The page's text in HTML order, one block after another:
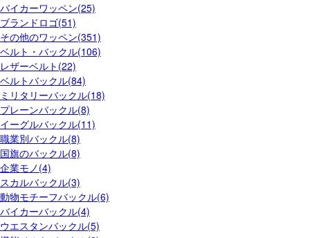
バイカーワッペン(25)
ブランドロゴ(51)
その他のワッペン(351)
ベルト・バックル(106)
レザーベルト(22)
ベルトバックル(84)
ミリタリーバックル(18)
プレーンバックル(8)
イーグルバックル(11)
職業別バックル(8)
国旗のバックル(8)
企業モノ(4)
スカルバックル(3)
動物モチーフバックル(6)
バイカーバックル(4)
ウエスタンバックル(5)